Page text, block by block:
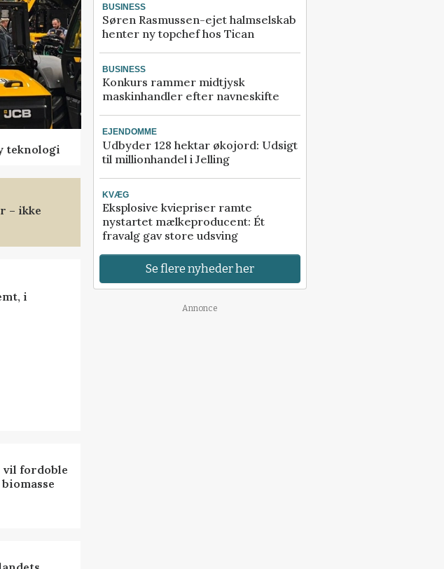
teknologi
– ikke
i
vil fordoble
BUSINESS
Søren Rasmussen-ejet halmselskab
henter ny topchef hos Tican
BUSINESS
Konkurs rammer midtjysk
maskinhandler efter navneskifte
EJENDOMME
Udbyder 128 hektar økojord: Udsigt
til millionhandel i Jelling
KVÆG
Eksplosive kviepriser ramte
nystartet mælkeproducent: Ét
fravalg gav store udsving
Se flere nyheder her
Annonce